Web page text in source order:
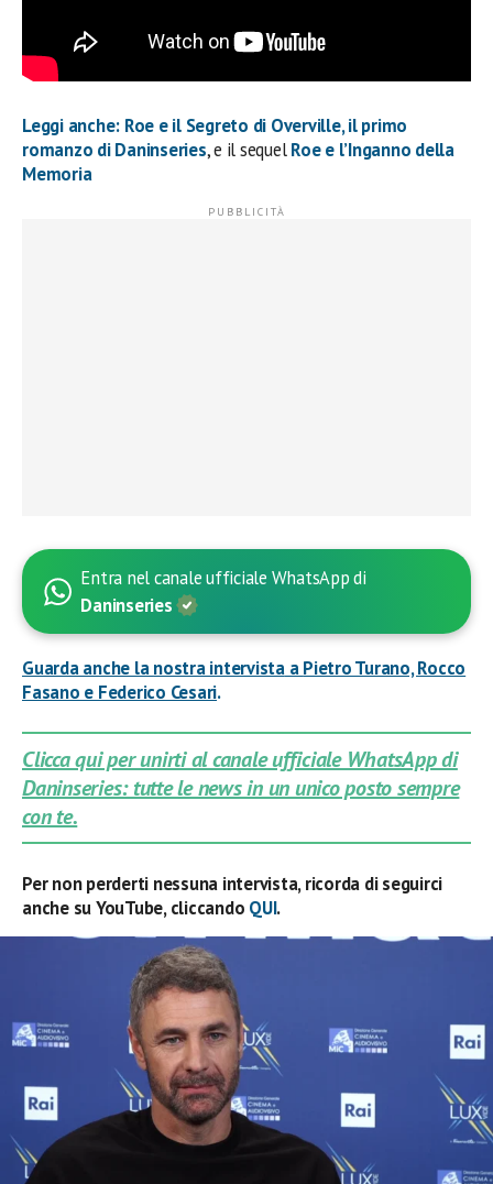
Leggi anche: Roe e il Segreto di Overville, il primo
romanzo di Daninseries, e il sequel Roe e l’Inganno della
Memoria
Entra nel canale ufficiale WhatsApp di
Daninseries
Guarda anche lanostra intervistaaPietro Turano, Rocco
Fasano e Federico Cesari.
Clicca qui per unirti al canale ufficiale WhatsApp di
Daninseries: tutte le news in un unico posto sempre
con te.
Per non perderti nessuna intervista, ricorda di seguirci
anche su YouTube, cliccando QUI.